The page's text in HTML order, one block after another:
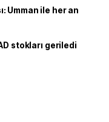
Umman ile her an
stokları geriledi